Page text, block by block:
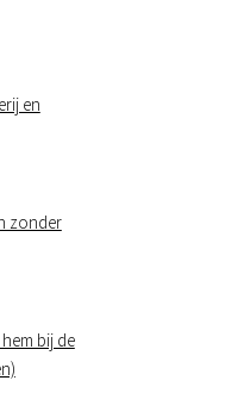
en
zonder
bij de